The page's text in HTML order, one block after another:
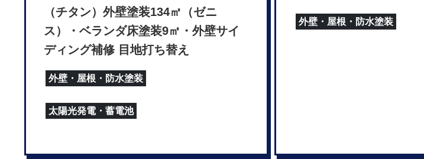
（チタン）外壁塗装134㎡（ゼニ
ス）・ベランダ床塗装9㎡・外壁サイ
ディング補修 目地打ち替え
外壁・屋根・防水塗装
太陽光発電・蓄電池
外壁・屋根・防水塗装